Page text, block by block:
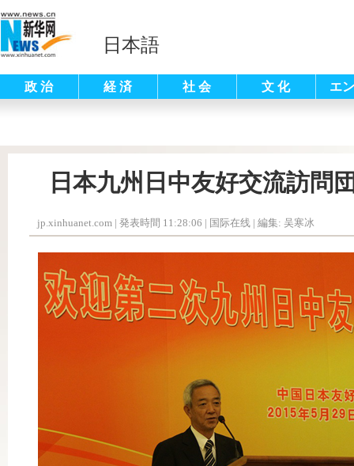
日本語
政 治 経 済 社 会 文 化 エ
日本九州日中友好交流訪
jp.xinhuanet.com | 発表時間 11:28:06 | 国际在线 | 編集: 吴寒冰